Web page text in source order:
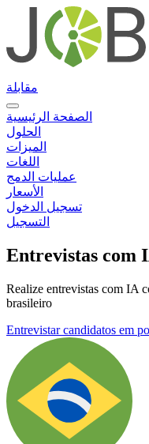
مقابلة
الصفحة الرئيسية
الحلول
الميزات
اللغات
عمليات الدمج
الأسعار
تسجيل الدخول
التسجيل
Entrevistas com
Realize entrevistas com IA
brasileiro
Entrevistar candidatos em